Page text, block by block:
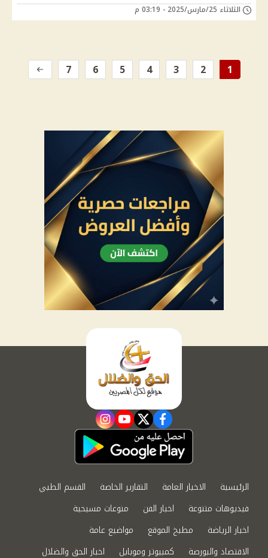
الثلاثاء 25/مارس/2025 - 03:19 م
1
2
3
4
5
6
7
facebook
twitter
youtube
instagram
الرئيسية الاخبار العامة التقارير الخاصة
القسم الطبي
فيديوهات متنوعة
اخبار الفن
منوعات مسيحية
اخبار الرياضة
مطبخ الموقع
مواضيع عامة
الاقتصاد والبورصة
كمبيوتر وموبايل اخبار الحق والضلال